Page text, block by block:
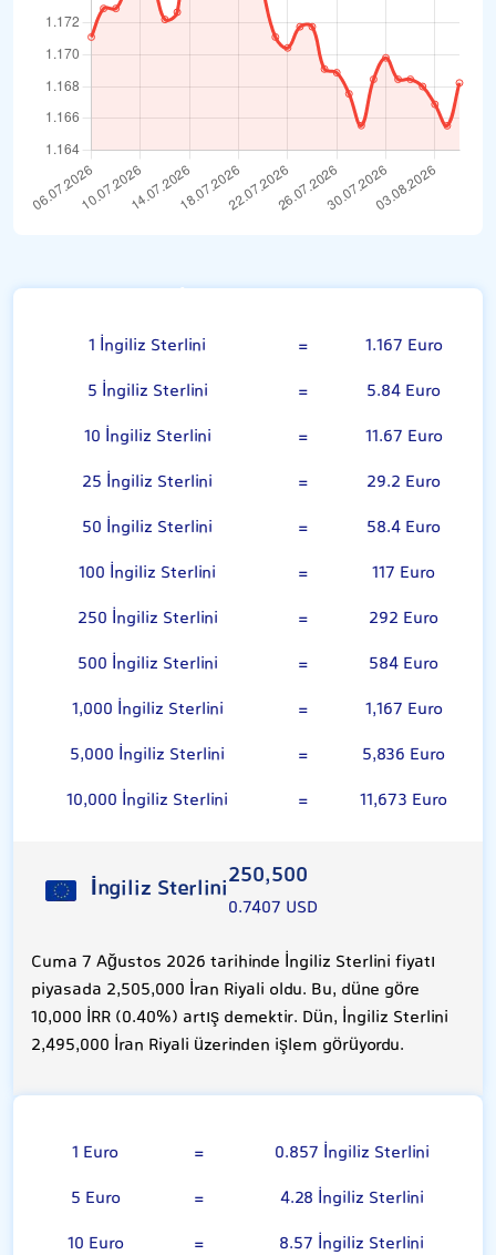
1 İngiliz Sterlini =
1.167 Euro
5 İngiliz Sterlini
=
5.84 Euro
10 İngiliz Sterlini
=
11.67 Euro
25 İngiliz Sterlini
=
29.2 Euro
50 İngiliz Sterlini
=
58.4 Euro
100 İngiliz Sterlini
=
117 Euro
250 İngiliz Sterlini
=
292 Euro
500 İngiliz Sterlini
=
584 Euro
1,000 İngiliz Sterlini
=
1,167 Euro
5,000 İngiliz Sterlini
=
5,836 Euro
10,000 İngiliz Sterlini
= 11,673 Euro
İngiliz Sterlini250,500
0.7407 USD
Cuma 7 Ağustos 2026 tarihinde İngiliz Sterlini fiyatı
piyasada 2,505,000 İran Riyali oldu. Bu, düne göre
10,000 İRR (0.40%) artış demektir. Dün, İngiliz Sterlini
2,495,000 İran Riyali üzerinden işlem görüyordu.
1 Euro =
0.857 İngiliz Sterlini
5 Euro
=
4.28 İngiliz Sterlini
10 Euro
= 8.57 İngiliz Sterlini